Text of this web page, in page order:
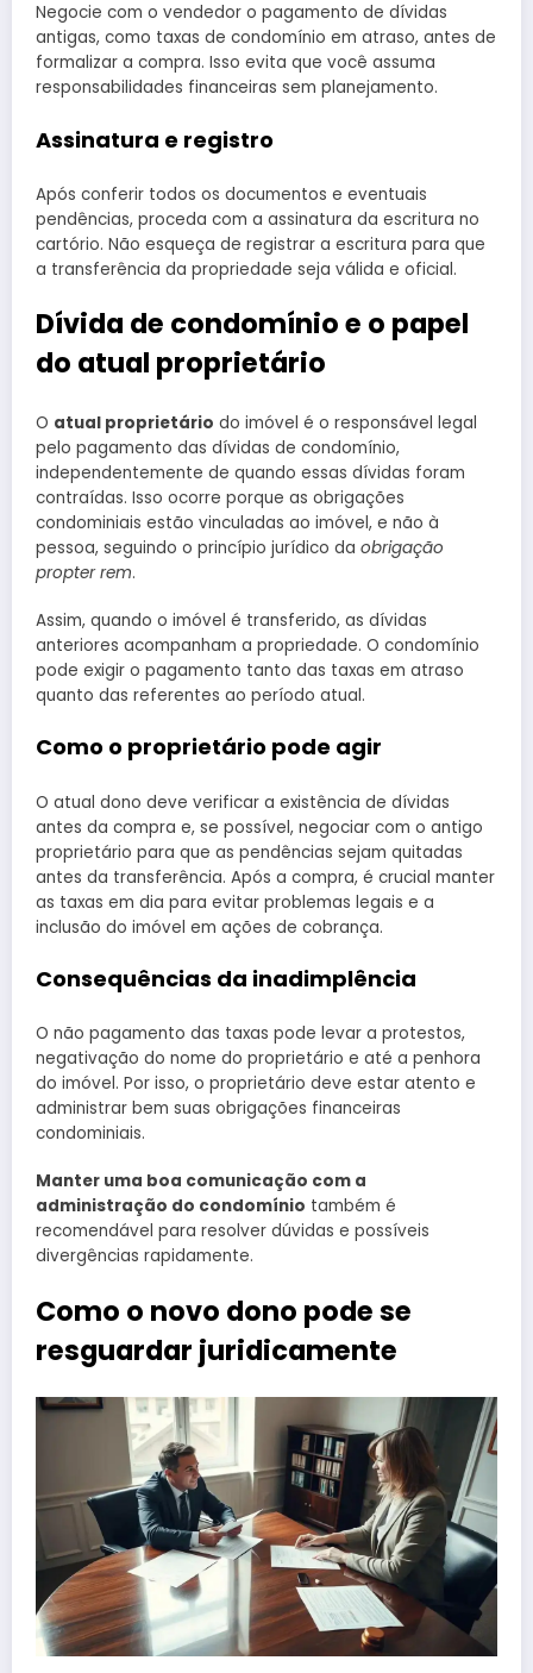
Negocie com o vendedor o pagamento de dívidas
antigas, como taxas de condomínio em atraso, antes de
formalizar a compra. Isso evita que você assuma
responsabilidades financeiras sem planejamento.
Assinatura e registro
Após conferir todos os documentos e eventuais
pendências, proceda com a assinatura da escritura no
cartório. Não esqueça de registrar a escritura para que
a transferência da propriedade seja válida e oficial.
Dívida de condomínio e o papel
do atual proprietário
O atual proprietário do imóvel é o responsável legal
pelo pagamento das dívidas de condomínio,
independentemente de quando essas dívidas foram
contraídas. Isso ocorre porque as obrigações
condominiais estão vinculadas ao imóvel, e não à
pessoa, seguindo o princípio jurídico da obrigação
propter rem.
Assim, quando o imóvel é transferido, as dívidas
anteriores acompanham a propriedade. O condomínio
pode exigir o pagamento tanto das taxas em atraso
quanto das referentes ao período atual.
Como o proprietário pode agir
O atual dono deve verificar a existência de dívidas
antes da compra e, se possível, negociar com o antigo
proprietário para que as pendências sejam quitadas
antes da transferência. Após a compra, é crucial manter
as taxas em dia para evitar problemas legais e a
inclusão do imóvel em ações de cobrança.
Consequências da inadimplência
O não pagamento das taxas pode levar a protestos,
negativação do nome do proprietário e até a penhora
do imóvel. Por isso, o proprietário deve estar atento e
administrar bem suas obrigações financeiras
condominiais.
Manter uma boa comunicação com a
administração do condomínio também é
recomendável para resolver dúvidas e possíveis
divergências rapidamente.
Como o novo dono pode se
resguardar juridicamente